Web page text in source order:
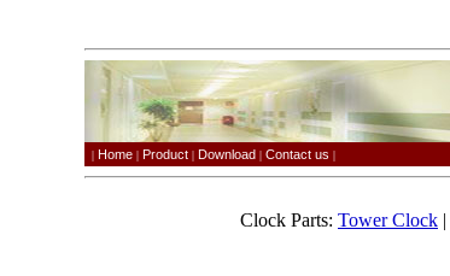
| Home | Product | Download | Contact us |
Clock Parts: Tower Clock |